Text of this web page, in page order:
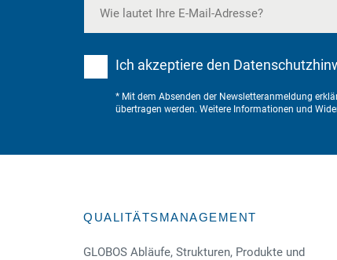
Ich akzeptiere den
* Mit dem Absenden der Newsletteranmeldung
übertragen werden. Weitere Informationen und
QUALITÄTSMANAGEMENT
GLOBOS Abläufe, Strukturen, Produkte und